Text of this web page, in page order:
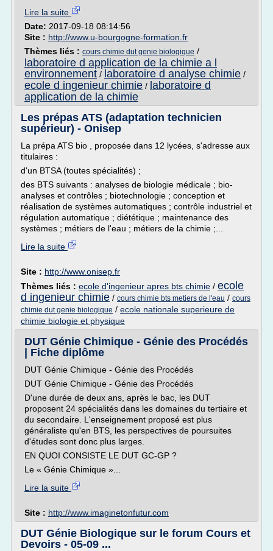
Lire la suite
Date: 2017-09-18 08:14:56
Site : http://www.u-bourgogne-formation.fr
Thèmes liés : cours chimie dut genie biologique /
laboratoire d application de la chimie a l
environnement / laboratoire d analyse chimie /
ecole d ingenieur chimie / laboratoire d
application de la chimie
Les prépas ATS (adaptation technicien
supérieur) - Onisep
La prépa ATS bio , proposée dans 12 lycées, s'adresse aux
titulaires :
d'un BTSA (toutes spécialités) ;
des BTS suivants : analyses de biologie médicale ; bio-
analyses et contrôles ; biotechnologie ; conception et
réalisation de systèmes automatiques ; contrôle industriel et
régulation automatique ; diététique ; maintenance des
systèmes ; métiers de l'eau ; métiers de la chimie ;...
Lire la suite
Site : http://www.onisep.fr
Thèmes liés : ecole d'ingenieur apres bts chimie / ecole
d ingenieur chimie / cours chimie bts metiers de l'eau / cours
chimie dut genie biologique / ecole nationale superieure de
chimie biologie et physique
DUT Génie Chimique - Génie des Procédés
| Fiche diplôme
DUT Génie Chimique - Génie des Procédés
DUT Génie Chimique - Génie des Procédés
D'une durée de deux ans, après le bac, les DUT
proposent 24 spécialités dans les domaines du tertiaire et
du secondaire. L'enseignement proposé est plus
généraliste qu'en BTS, les perspectives de poursuites
d'études sont donc plus larges.
EN QUOI CONSISTE LE DUT GC-GP ?
Le « Génie Chimique »...
Lire la suite
Site : http://www.imaginetonfutur.com
DUT Génie Biologique sur le forum Cours et
Devoirs - 05-09 ...